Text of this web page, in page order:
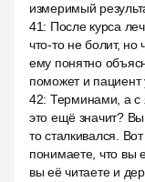
измеримый
41: После курса
что-то не болит, но
ему понятно
поможет и пациент
42: Терминами, а с
это ещё значит?
то сталкивался.
понимаете, что вы
вы её читаете и